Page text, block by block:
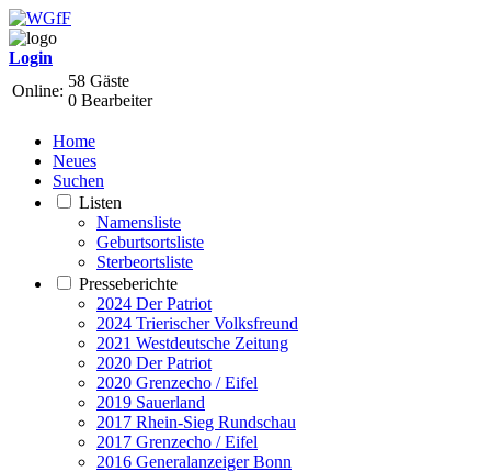
Login
Online:
58 Gäste
0 Bearbeiter
Home
Neues
Suchen
Listen
Namensliste
Geburtsortsliste
Sterbeortsliste
Presseberichte
2024 Der Patriot
2024 Trierischer Volksfreund
2021 Westdeutsche Zeitung
2020 Der Patriot
2020 Grenzecho / Eifel
2019 Sauerland
2017 Rhein-Sieg Rundschau
2017 Grenzecho / Eifel
2016 Generalanzeiger Bonn